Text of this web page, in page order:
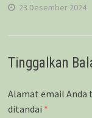
23 Desember 2024
Tinggalkan
Alamat email Anda
ditandai *